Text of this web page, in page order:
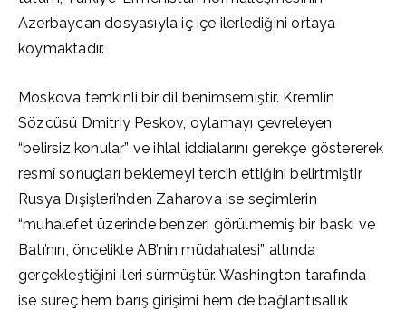
Azerbaycan dosyasıyla iç içe ilerlediğini ortaya
koymaktadır.
Moskova temkinli bir dil benimsemiştir. Kremlin
Sözcüsü Dmitriy Peskov, oylamayı çevreleyen
“belirsiz konular” ve ihlal iddialarını gerekçe göstererek
resmî sonuçları beklemeyi tercih ettiğini belirtmiştir.
Rusya Dışişleri’nden Zaharova ise seçimlerin
“muhalefet üzerinde benzeri görülmemiş bir baskı ve
Batı’nın, öncelikle AB’nin müdahalesi” altında
gerçekleştiğini ileri sürmüştür. Washington tarafında
ise süreç hem barış girişimi hem de bağlantısallık